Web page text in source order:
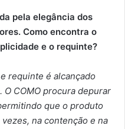
pela elegância dos
Como encontra o
e o requinte?
requinte é alcançado
O COMO procura depurar
que o produto
na contenção e na